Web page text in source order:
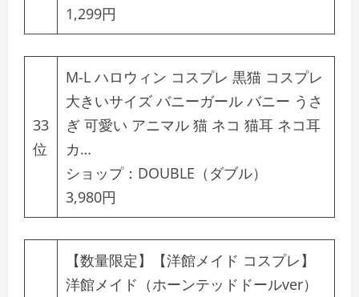
1,299円
33
位
M-L ハロウィン コスプレ 黒猫 コスプレ
大きいサイズ バニーガール バニー うさ
ぎ 可愛い アニマル 猫 ネコ 猫耳 ネコ耳
カ…
ショップ： DOUBLE（ダブル）
3,980円
【数量限定】【洋館メイド コスプレ】
洋館メイド（ホーンテッドドールver）